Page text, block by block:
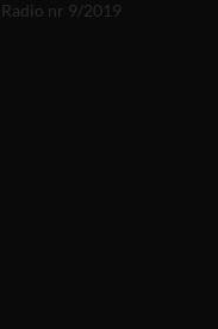
nr 9/2019